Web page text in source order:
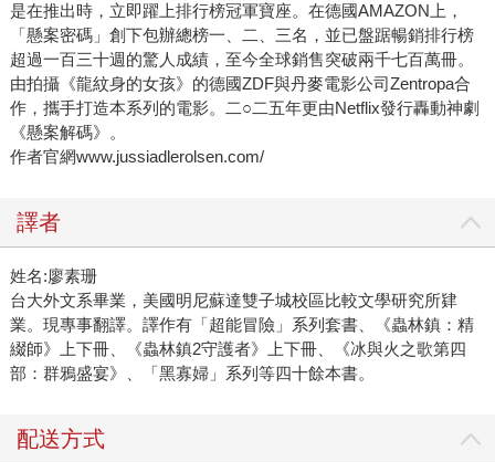
是在推出時，立即躍上排行榜冠軍寶座。在德國AMAZON上，
「懸案密碼」創下包辦總榜一、二、三名，並已盤踞暢銷排行榜
超過一百三十週的驚人成績，至今全球銷售突破兩千七百萬冊。
由拍攝《龍紋身的女孩》的德國ZDF與丹麥電影公司Zentropa合
作，攜手打造本系列的電影。二○二五年更由Netflix發行轟動神劇
《懸案解碼》。
作者官網www.jussiadlerolsen.com/
譯者
姓名:廖素珊
台大外文系畢業，美國明尼蘇達雙子城校區比較文學研究所肄
業。現專事翻譯。譯作有「超能冒險」系列套書、《蟲林鎮：精
綴師》上下冊、《蟲林鎮2守護者》上下冊、《冰與火之歌第四
部：群鴉盛宴》、「黑寡婦」系列等四十餘本書。
配送方式